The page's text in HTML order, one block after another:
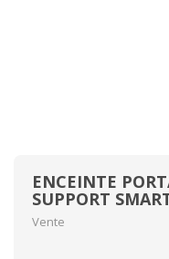
ENCEINTE
SUPPORT
Vente